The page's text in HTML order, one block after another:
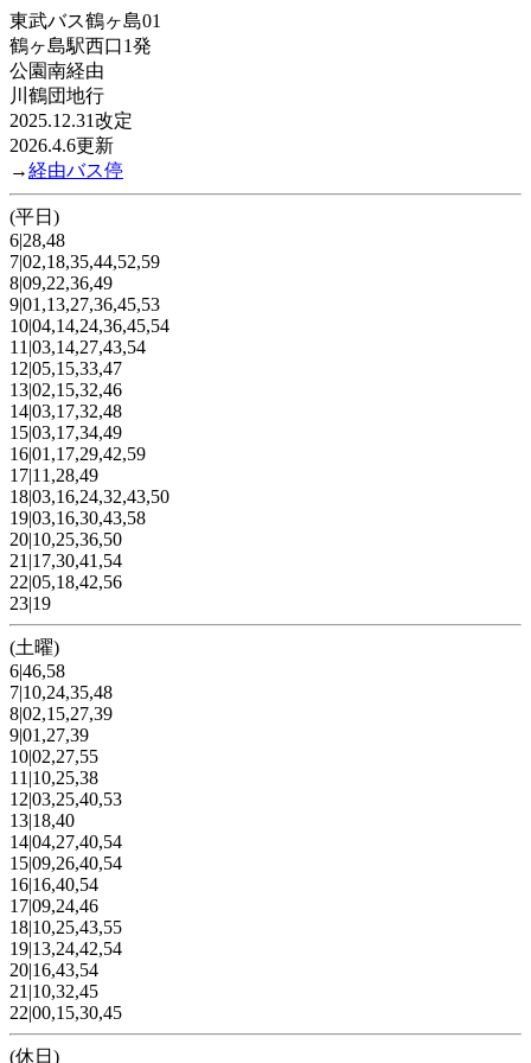
東武バス鶴ヶ島01
鶴ヶ島駅西口1発
公園南経由
川鶴団地行
2025.12.31改定
2026.4.6更新
→経由バス停
(平日)
6|28,48
7|02,18,35,44,52,59
8|09,22,36,49
9|01,13,27,36,45,53
10|04,14,24,36,45,54
11|03,14,27,43,54
12|05,15,33,47
13|02,15,32,46
14|03,17,32,48
15|03,17,34,49
16|01,17,29,42,59
17|11,28,49
18|03,16,24,32,43,50
19|03,16,30,43,58
20|10,25,36,50
21|17,30,41,54
22|05,18,42,56
23|19
(土曜)
6|46,58
7|10,24,35,48
8|02,15,27,39
9|01,27,39
10|02,27,55
11|10,25,38
12|03,25,40,53
13|18,40
14|04,27,40,54
15|09,26,40,54
16|16,40,54
17|09,24,46
18|10,25,43,55
19|13,24,42,54
20|16,43,54
21|10,32,45
22|00,15,30,45
(休日)